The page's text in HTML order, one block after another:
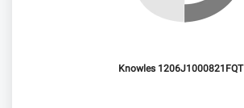
Knowles 1206J1000821FQT